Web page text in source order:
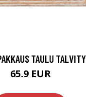
TAULU
65.9 EUR